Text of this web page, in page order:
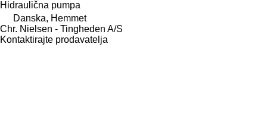
Hidraulična pumpa
Danska, Hemmet
Chr. Nielsen - Tingheden A/S
Kontaktirajte prodavatelja